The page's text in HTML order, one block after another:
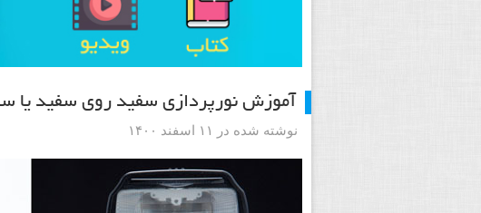
آموزش نورپردازی سفید روی سفید یا
نوشته شده در ۱۱ اسفند ۱۴۰۰